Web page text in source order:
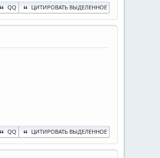
QQ ЦИТИРОВАТЬ ВЫДЕЛЕННОЕ
QQ ЦИТИРОВАТЬ ВЫДЕЛЕННОЕ